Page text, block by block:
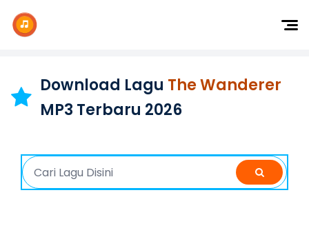
Dangdut
Barat
Download Lagu The Wanderer
MP3 Terbaru 2026